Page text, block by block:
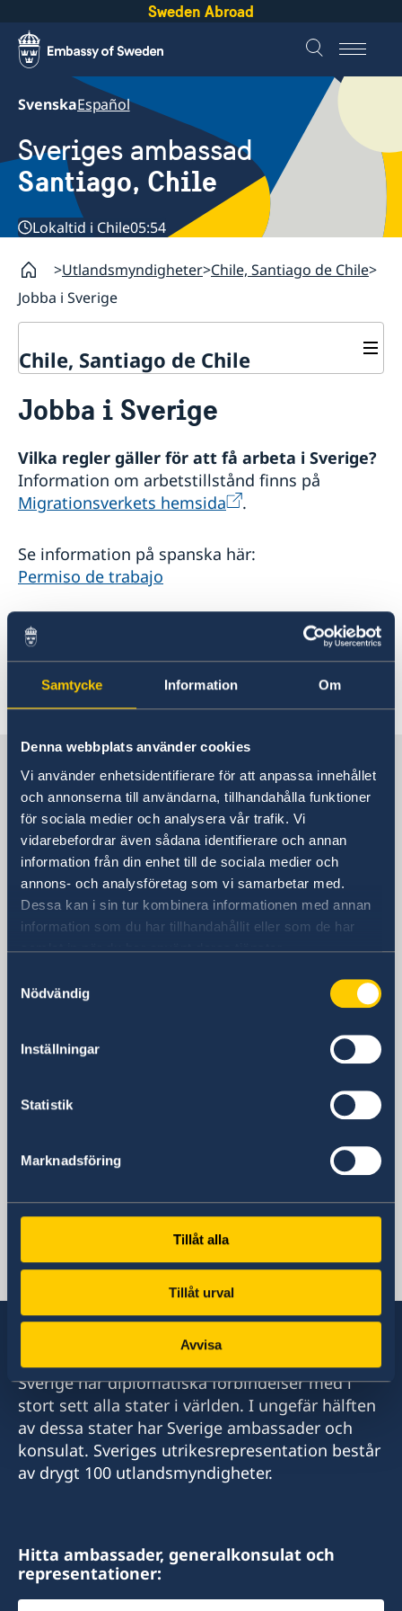
Samtycke Information Om
Denna webbplats använder cookies
Vi använder enhetsidentifierare för att anpassa innehållet
och annonserna till användarna, tillhandahålla funktioner
för sociala medier och analysera vår trafik. Vi
vidarebefordrar även sådana identifierare och annan
information från din enhet till de sociala medier och
annons- och analysföretag som vi samarbetar med.
Dessa kan i sin tur kombinera informationen med annan
information som du har tillhandahållit eller som de har
samlat in när du har använt deras tjänster.
Nödvändig
Inställningar
Statistik
Marknadsföring
Tillåt alla
Tillåt urval
Avvisa
Sweden Abroad
SvenskaEspañol
Sveriges ambassad
Santiago, Chile
Lokaltid i Chile05:54
Utlandsmyndigheter Chile, Santiago de Chile
Jobba i Sverige
Chile, Santiago de Chile
Lediga tjänster
Avgifter
Dataskyddspolicy (GDPR)
Så stöttar vi svenska företag
Vi är en resurs för svenska företag
Team Sweden
Så kan du få stöd
Svenska företag i Chile
Kontakt och Öppettider
Nyheter och aktiviteter
Nyheter
Svenskar i Världen
Svenska kyrkan
Svenska skolan
Jobba i Sverige
Vilka regler gäller för att få arbeta i Sverige?
Information om arbetstillstånd finns på
Migrationsverkets hemsida
.
Se information på spanska här:
Permiso de trabajo
Mer information om jobb i Sverige finns på
www.workinginsweden.se
Senast uppdaterad 19 nov. 2020, 12.05
Sverige i Chile
SVERIGES AMBASSAD
Besöksadress
Av. Apoquindo 2929, våning 3
Las Condes, Santiago de Chile
(Närmaste metro: Tobalaba eller El Golf)
Postadress
Av. Apoquindo 2929, våning 3
Chile
Fax
E-postadress
ambassaden.santiago-de-chile@gov.se
Migrationsfrågor:
ambassaden.bogota-migration@gov.se
Konsulära och passfrågor:
pass.santiago@gov.se
Sverige har diplomatiska förbindelser med i
stort sett alla stater i världen. I ungefär hälften
av dessa stater har Sverige ambassader och
konsulat. Sveriges utrikesrepresentation består
av drygt 100 utlandsmyndigheter.
Hitta ambassader, generalkonsulat och
representationer: